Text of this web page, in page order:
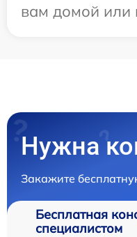
вам домой или
Нужна
Закажите
Бесплатная
специалистом